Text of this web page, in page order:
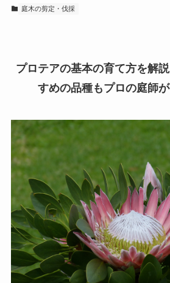
庭木の剪定・伐採
プロテアの基本の育て方を解
すめの品種もプロの庭師